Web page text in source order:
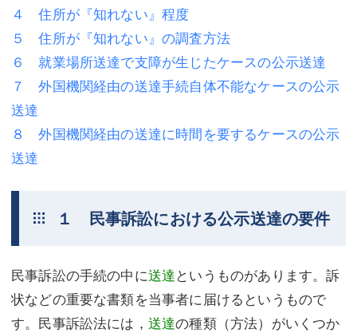
企業法務
労働問題（解雇，残業等）
刑事弁護
交通事故
不動産登記
調査・書面作成
マスコミ取材・実績
アクセス
労働問題（解雇，残業等）
刑事弁護
交通事故
不動産登記
商業登記
債務整理
アクセス
東京事務所 (新宿・四谷)
４ 住所が『知れない』程度
５ 住所が『知れない』の調査方法
６ 就業場所送達で支障が生じたケースの公示送達
７ 外国機関経由の送達手続自体不能なケースの公示
送達
８ 外国機関経由の送達に時間を要するケースの公示
送達
１ 民事訴訟における公示送達の要件
民事訴訟の手続の中に送達というものがあります。訴
状などの重要な書類を当事者に届けるというもので
す。民事訴訟法には， 送達の種類（方法）がいくつか